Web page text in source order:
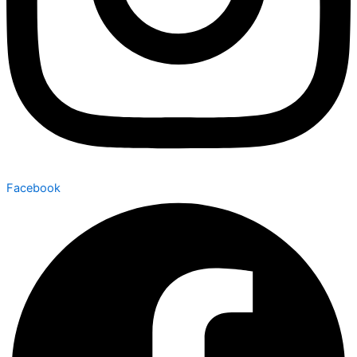
Facebook